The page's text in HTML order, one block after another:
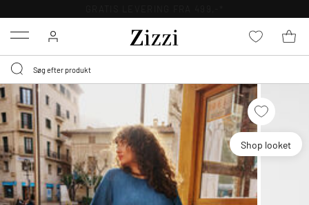
Menu
Shop looket